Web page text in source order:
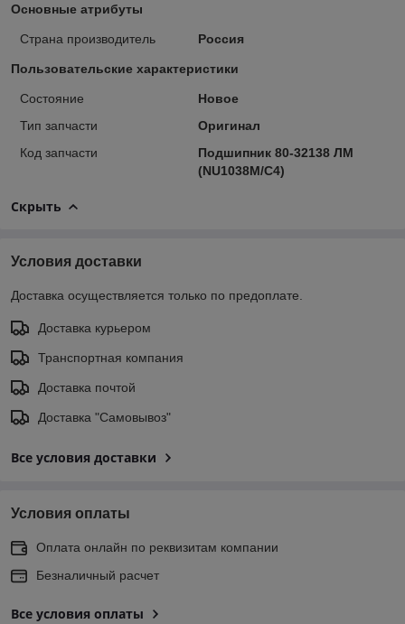
Основные атрибуты
Страна производитель Россия
Пользовательские характеристики
Состояние
Новое
Тип запчасти
Оригинал
Код запчасти
Подшипник 80-32138 ЛМ
(NU1038M/С4)
Скрыть
Условия доставки
Доставка осуществляется только по предоплате.
Доставка курьером
Транспортная компания
Доставка почтой
Доставка "Самовывоз"
Все условия доставки
Условия оплаты
Оплата онлайн по реквизитам компании
Безналичный расчет
Все условия оплаты